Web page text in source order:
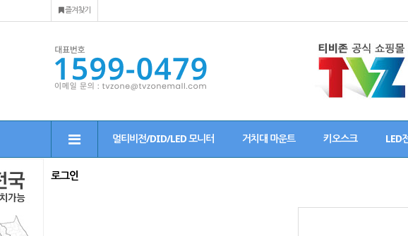
즐겨찾기
멀티비전/DID/LED 모니터 거치대 마운트 키오스크 LED
로그인